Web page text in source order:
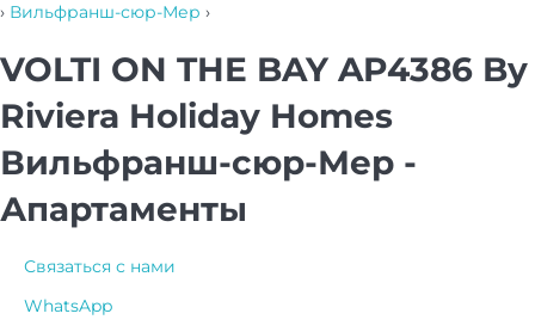
› Вильфранш-сюр-Мер ›
VOLTI ON THE BAY AP4386 By
Riviera Holiday Homes
Вильфранш-сюр-Мер -
Апартаменты
Связаться с нами
WhatsApp